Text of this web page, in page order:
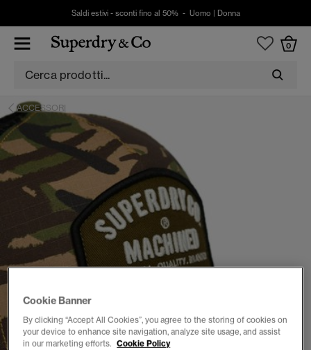
Saldi estivi - sconti fino al 50% - Uomo Donna
0
ACCESSORI
Cookie Banner
By clicking “Accept All Cookies”, you agree to the storing of cookies on
your device to enhance site navigation, analyze site usage, and assist
in our marketing efforts. Cookie Policy